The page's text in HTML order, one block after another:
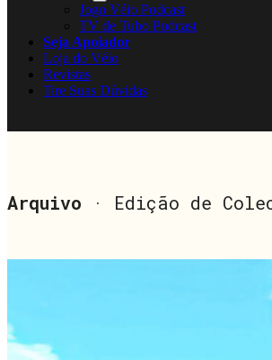
Jogo Véio Podcast
TV de Tubo Podcast
Seja Apoiador
Loja do Véio
Revistas
Tire Suas Dúvidas
Arquivo · Edição de